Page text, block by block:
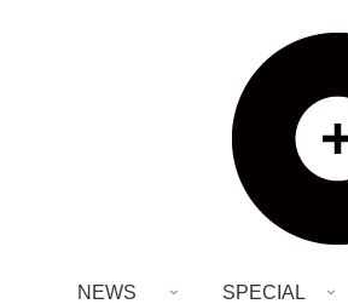
NEWS SPECIAL